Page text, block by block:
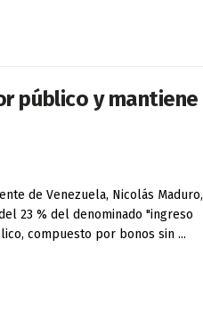
público y mantiene
de Venezuela, Nicolás Maduro,
23 % del denominado "ingreso
compuesto por bonos sin ...